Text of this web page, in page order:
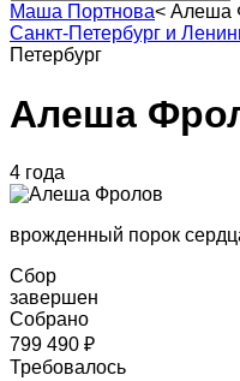
Маша Портнова< Алеша
Санкт-Петербург и
Петербург
Алеша
4 года
врожденный порок
Сбор
завершен
Собрано
799 490 ₽
Требовалось